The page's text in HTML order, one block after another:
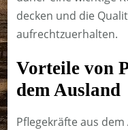
decken und die
aufrechtzuerhalten.
Vorteile von
dem Ausland
Pflegekräfte aus